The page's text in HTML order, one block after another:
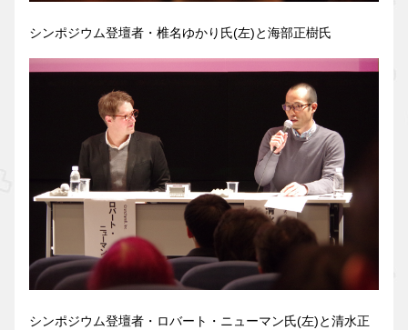
シンポジウム登壇者・椎名ゆかり氏(左)と海部正樹氏
シンポジウム登壇者・ロバート・ニューマン氏(左)と清水正